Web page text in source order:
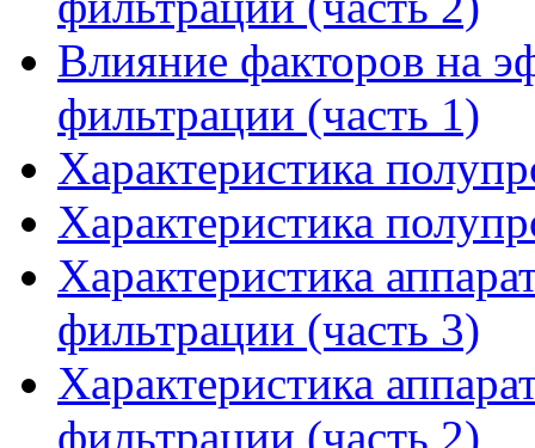
Влияние факторов на
фильтрации (часть 1)
Характеристика
Характеристика
Характеристика
фильтрации (часть 3)
Характеристика
фильтрации (часть 2)